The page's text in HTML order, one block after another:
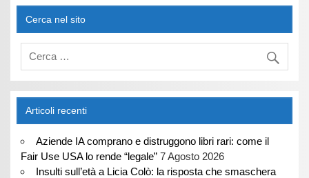
Cerca nel sito
Articoli recenti
Aziende IA comprano e distruggono libri rari: come il
Fair Use USA lo rende “legale” 7 Agosto 2026
Insulti sull’età a Licia Colò: la risposta che smaschera